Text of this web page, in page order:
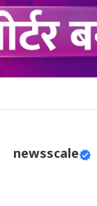
newsscale